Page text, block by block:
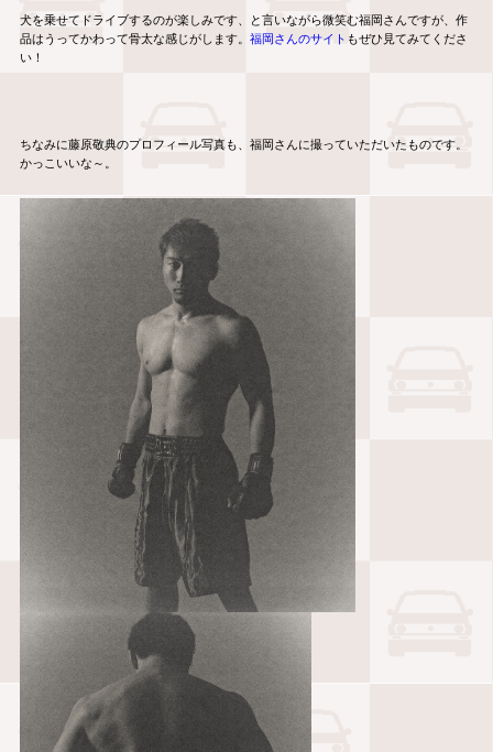
犬を乗せてドライブするのが楽しみです、と言いながら微笑む福岡さんですが、作
品はうってかわって骨太な感じがします。 福岡さんのサイト もぜひ見てみてくださ
い！
ちなみに藤原敬典のプロフィール写真も、福岡さんに撮っていただいたものです。
かっこいいな～。